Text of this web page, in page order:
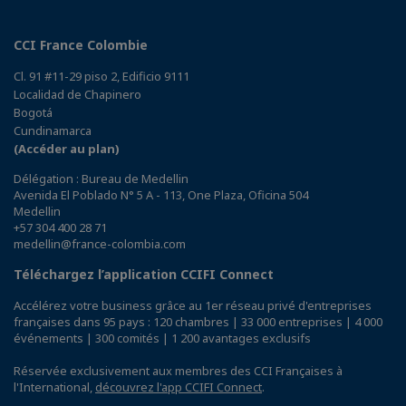
CCI France Colombie
Cl. 91 #11-29 piso 2, Edificio 9111
Localidad de Chapinero
Bogotá
Cundinamarca
(Accéder au plan)
Délégation : Bureau de Medellin
Avenida El Poblado N° 5 A - 113, One Plaza, Oficina 504
Medellin
+57 304 400 28 71
medellin@france-colombia.com
Téléchargez l’application CCIFI Connect
Accélérez votre business grâce au 1er réseau privé d'entreprises
françaises dans 95 pays : 120 chambres | 33 000 entreprises | 4 000
événements | 300 comités | 1 200 avantages exclusifs
Réservée exclusivement aux membres des CCI Françaises à
l'International, découvrez l'app CCIFI Connect.